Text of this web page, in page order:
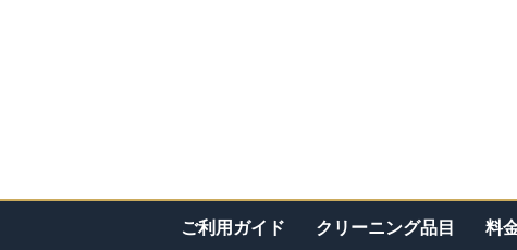
ご利用ガイド クリーニング品目 料